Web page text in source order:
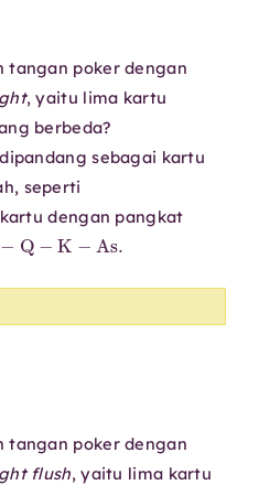
tangan poker dengan
, yaitu lima kartu
berbeda?
sebagai kartu
seperti
dengan pangkat
−K As .
tangan poker dengan
flush, yaitu lima kartu